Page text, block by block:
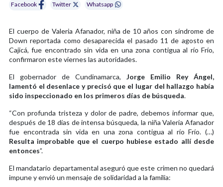
Facebook
Twitter Whatsapp
El cuerpo de Valeria Afanador, niña de 10 años con síndrome de
Down reportada como desaparecida el pasado 11 de agosto en
Cajicá, fue encontrado sin vida en una zona contigua al río Frío,
confirmaron este viernes las autoridades.
El gobernador de Cundinamarca, Jorge Emilio Rey Ángel,
lamentó el desenlace y precisó que el lugar del hallazgo había
sido inspeccionado en los primeros días de búsqueda.
“Con profunda tristeza y dolor de padre, debemos informar que,
después de 18 días de intensa búsqueda, la niña Valeria Afanador
fue encontrada sin vida en una zona contigua al río Frío. (…)
Resulta improbable que el cuerpo hubiese estado allí desde
entonces”.
El mandatario departamental aseguró que este crimen no quedará
impune y envió un mensaje de solidaridad a la familia: